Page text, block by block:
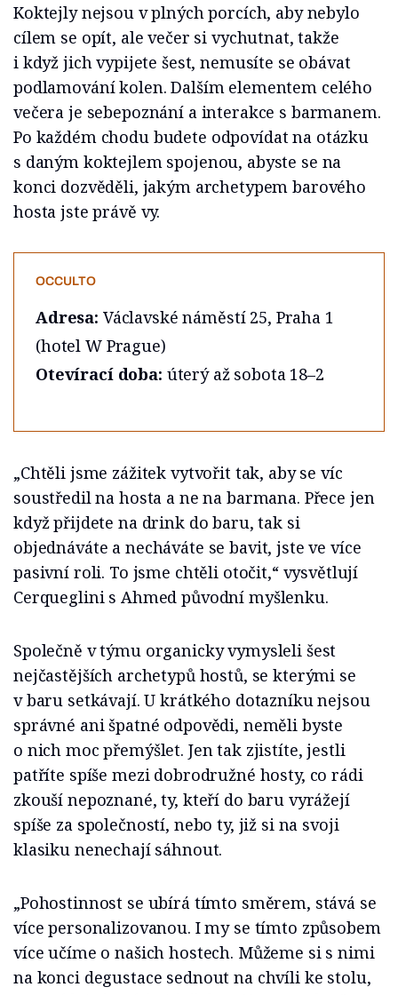
Koktejly nejsou v plných porcích, aby nebylo
cílem se opít, ale večer si vychutnat, takže
i když jich vypijete šest, nemusíte se obávat
podlamování kolen. Dalším elementem celého
večera je sebepoznání a interakce s barmanem.
Po každém chodu budete odpovídat na otázku
s daným koktejlem spojenou, abyste se na
konci dozvěděli, jakým archetypem barového
hosta jste právě vy.
OCCULTO
Adresa: Václavské náměstí 25, Praha 1
(hotel W Prague)
Otevírací doba: úterý až sobota 18–2
„Chtěli jsme zážitek vytvořit tak, aby se víc
soustředil na hosta a ne na barmana. Přece jen
když přijdete na drink do baru, tak si
objednáváte a necháváte se bavit, jste ve více
pasivní roli. To jsme chtěli otočit,“ vysvětlují
Cerqueglini s Ahmed původní myšlenku.
Společně v týmu organicky vymysleli šest
nejčastějších archetypů hostů, se kterými se
v baru setkávají. U krátkého dotazníku nejsou
správné ani špatné odpovědi, neměli byste
o nich moc přemýšlet. Jen tak zjistíte, jestli
patříte spíše mezi dobrodružné hosty, co rádi
zkouší nepoznané, ty, kteří do baru vyrážejí
spíše za společností, nebo ty, již si na svoji
klasiku nenechají sáhnout.
„Pohostinnost se ubírá tímto směrem, stává se
více personalizovanou. I my se tímto způsobem
více učíme o našich hostech. Můžeme si s nimi
na konci degustace sednout na chvíli ke stolu,